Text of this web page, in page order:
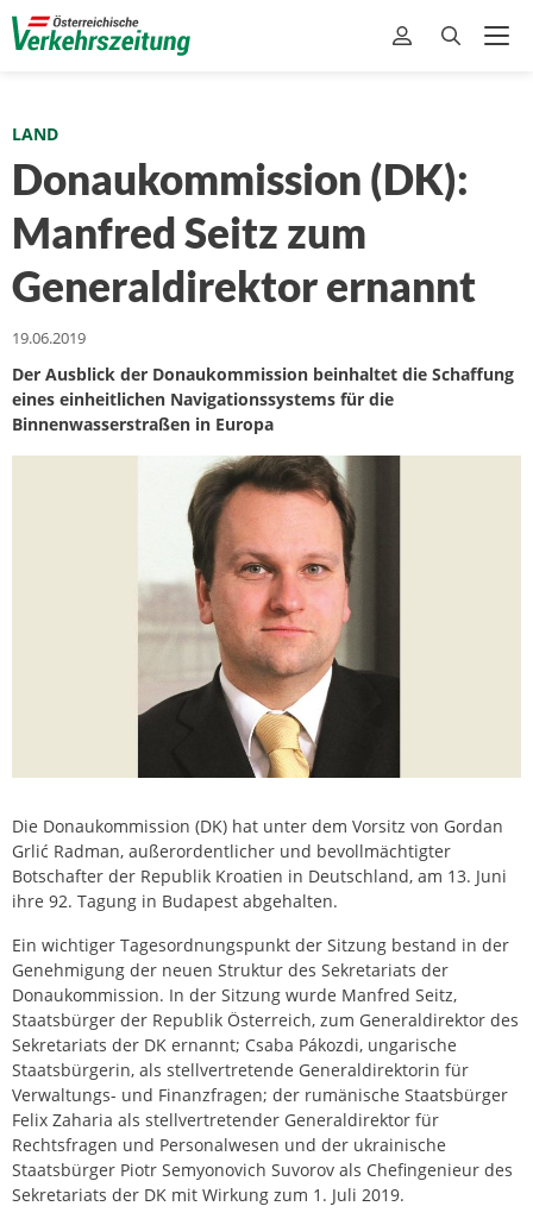
LAND
Donaukommission (DK):
Manfred Seitz zum
Generaldirektor ernannt
19.06.2019
Der Ausblick der Donaukommission beinhaltet die Schaffung
eines einheitlichen Navigationssystems für die
Binnenwasserstraßen in Europa
Die Donaukommission (DK) hat unter dem Vorsitz von Gordan
Grlić Radman, außerordentlicher und bevollmächtigter
Botschafter der Republik Kroatien in Deutschland, am 13. Juni
ihre 92. Tagung in Budapest abgehalten.
Ein wichtiger Tagesordnungspunkt der Sitzung bestand in der
Genehmigung der neuen Struktur des Sekretariats der
Donaukommission. In der Sitzung wurde Manfred Seitz,
Staatsbürger der Republik Österreich, zum Generaldirektor des
Sekretariats der DK ernannt; Csaba Pákozdi, ungarische
Staatsbürgerin, als stellvertretende Generaldirektorin für
Verwaltungs- und Finanzfragen; der rumänische Staatsbürger
Felix Zaharia als stellvertretender Generaldirektor für
Rechtsfragen und Personalwesen und der ukrainische
Staatsbürger Piotr Semyonovich Suvorov als Chefingenieur des
Sekretariats der DK mit Wirkung zum 1. Juli 2019.